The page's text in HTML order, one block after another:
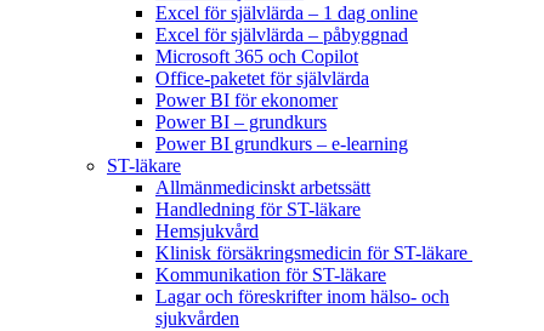
Excel för självlärda – 1 dag online
Excel för självlärda – påbyggnad
Microsoft 365 och Copilot
Office-paketet för självlärda
Power BI för ekonomer
Power BI – grundkurs
Power BI grundkurs – e-learning
ST-läkare
Allmänmedicinskt arbetssätt
Handledning för ST-läkare
Hemsjukvård
Klinisk försäkringsmedicin för ST-läkare
Kommunikation för ST-läkare
Lagar och föreskrifter inom hälso- och
sjukvården